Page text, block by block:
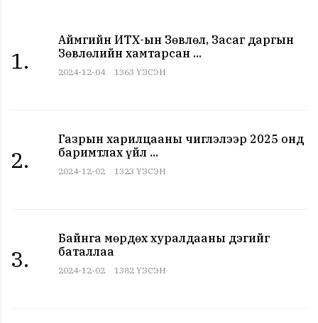
1.
Аймгийн ИТХ-ын Зөвлөл, Засаг даргын
Зөвлөлийн хамтарсан ...
2024-12-04 1363 ҮЗСЭН
2.
Газрын харилцааны чиглэлээр 2025 онд
баримтлах үйл ...
2024-12-02 1323 ҮЗСЭН
3.
Байнга мөрдөх хуралдааны дэгийг
баталлаа
2024-12-02 1382 ҮЗСЭН